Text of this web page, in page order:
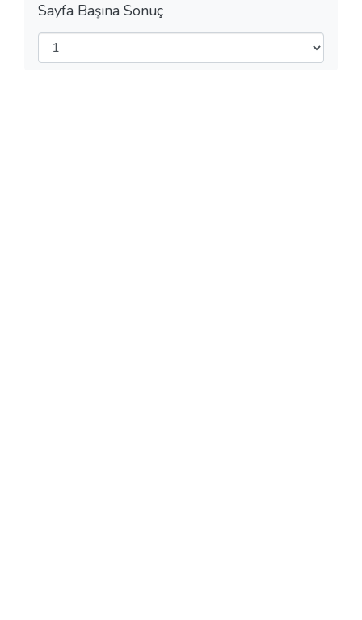
Sayfa Başına Sonuç